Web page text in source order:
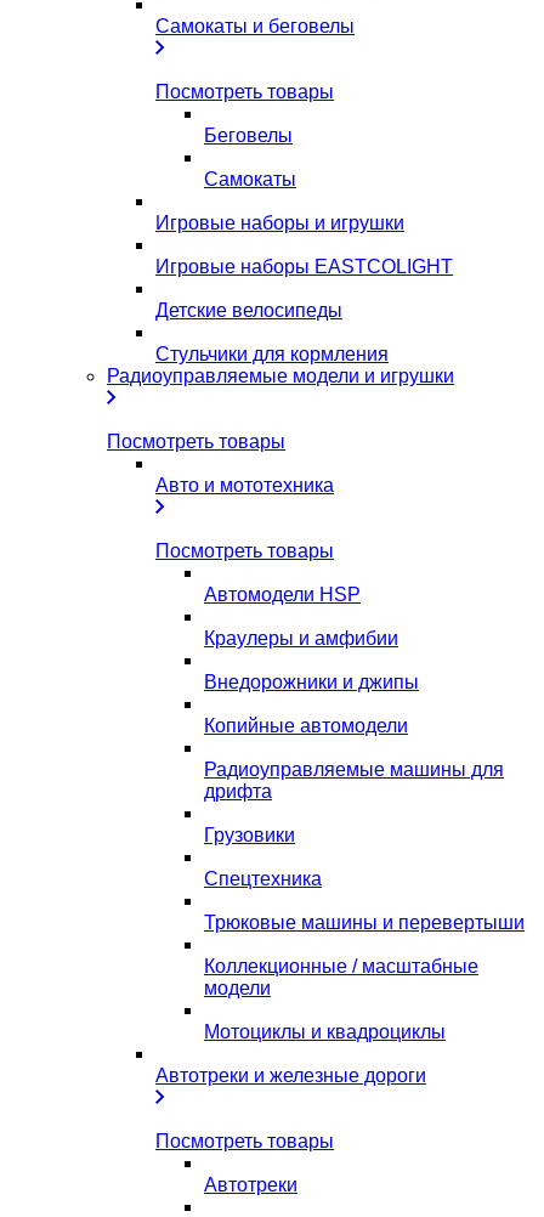
Самокаты и беговелы
Посмотреть товары
Беговелы
Самокаты
Игровые наборы и игрушки
Игровые наборы EASTCOLIGHT
Детские велосипеды
Стульчики для кормления
Радиоуправляемые модели и игрушки
Посмотреть товары
Авто и мототехника
Посмотреть товары
Автомодели HSP
Краулеры и амфибии
Внедорожники и джипы
Копийные автомодели
Радиоуправляемые машины для
дрифта
Грузовики
Спецтехника
Трюковые машины и перевертыши
Коллекционные / масштабные
модели
Мотоциклы и квадроциклы
Автотреки и железные дороги
Посмотреть товары
Автотреки